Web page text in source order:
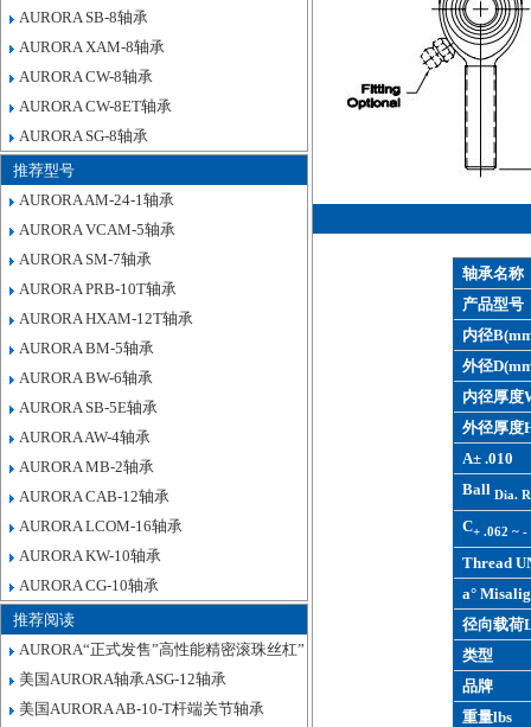
AURORA SB-8轴承
AURORA XAM-8轴承
AURORA CW-8轴承
AURORA CW-8ET轴承
AURORA SG-8轴承
推荐型号
AURORA AM-24-1轴承
AURORA VCAM-5轴承
AURORA SM-7轴承
AURORA PRB-10T轴承
AURORA HXAM-12T轴承
AURORA BM-5轴承
AURORA BW-6轴承
AURORA SB-5E轴承
AURORA AW-4轴承
AURORA MB-2轴承
AURORA CAB-12轴承
AURORA LCOM-16轴承
AURORA KW-10轴承
AURORA CG-10轴承
推荐阅读
AURORA“正式发售”高性能精密滚珠丝杠”
美国AURORA轴承ASG-12轴承
美国AURORA AB-10-T杆端关节轴承
轴承名称
产品型号
内径
外径
内径厚度
外径厚度
A± .010
BallDia.
C+ .062 ~ -
Thread
a°
径向载荷
类型
品牌
重量lbs